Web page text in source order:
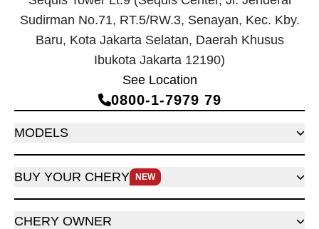
Sudirman No.71, RT.5/RW.3, Senayan, Kec. Kby.
Baru, Kota Jakarta Selatan, Daerah Khusus
Ibukota Jakarta 12190)
See Location
0800‑1‑7979 79
MODELS
BUY YOUR CHERY NEW
CHERY OWNER